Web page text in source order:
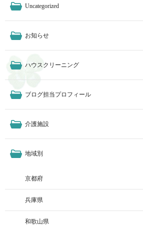
Uncategorized
お知らせ
ハウスクリーニング
ブログ担当プロフィール
介護施設
地域別
京都府
兵庫県
和歌山県